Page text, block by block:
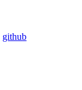
github